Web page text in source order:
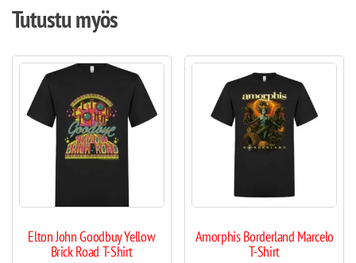
Tutustu myös
Elton John Goodbuy Yellow
Brick Road T-Shirt
Amorphis Borderland Marcelo
T-Shirt